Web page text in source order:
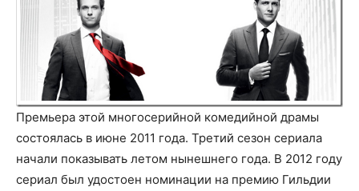
Премьера этой многосерийной комедийной драмы
состоялась в июне 2011 года. Третий сезон сериала
начали показывать летом нынешнего года. В 2012 году
сериал был удостоен номинации на премию Гильдии